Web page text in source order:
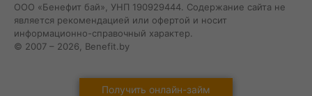
ООО «Бенефит бай», УНП 190929444. Содержание сайта не
является рекомендацией или офертой и носит
информационно-справочный характер.
© 2007 – 2026, Benefit.by
Получить онлайн-займ